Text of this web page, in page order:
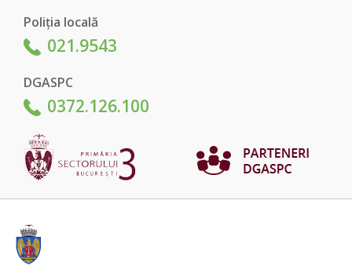
Poliția locală
021.9543
DGASPC
0372.126.100